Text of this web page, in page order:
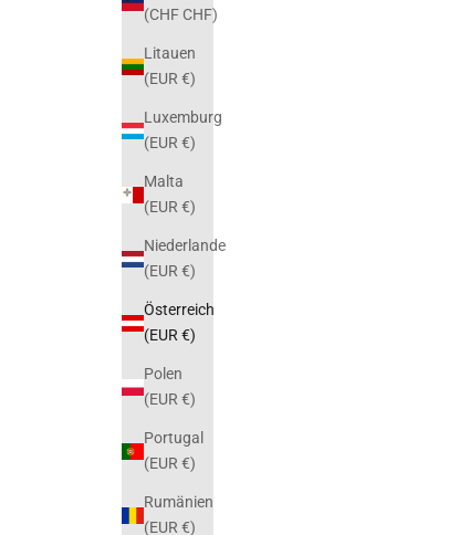
(CHF CHF)
Litauen
(EUR €)
Luxemburg
(EUR €)
Malta
(EUR €)
Niederlande
(EUR €)
Österreich
(EUR €)
Polen
(EUR €)
Portugal
(EUR €)
Rumänien
(EUR €)